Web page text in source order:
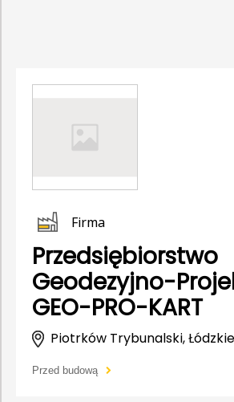
Firma
Przedsiębiorstwo
Geodezyjno-
GEO-PRO-KART
Piotrków Trybunalski, Łódzkie
Przed budową